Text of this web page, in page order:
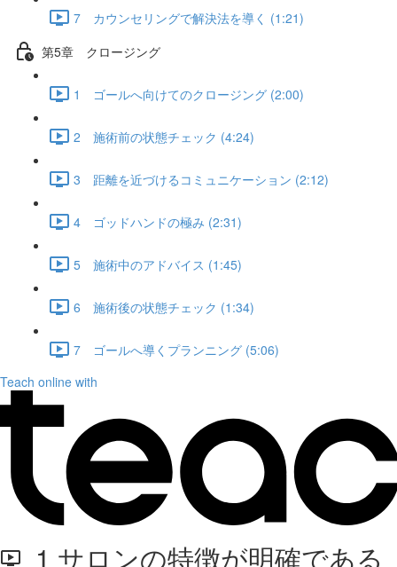
7 カウンセリングで解決法を導く (1:21)
第5章 クロージング
1 ゴールへ向けてのクロージング (2:00)
2 施術前の状態チェック (4:24)
3 距離を近づけるコミュニケーション (2:12)
4 ゴッドハンドの極み (2:31)
5 施術中のアドバイス (1:45)
6 施術後の状態チェック (1:34)
7 ゴールへ導くプランニング (5:06)
Teach online with
1 サロンの特徴が明確である